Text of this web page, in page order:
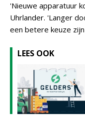
'Nieuwe apparatuur
Uhrlander. 'Langer
een betere keuze
LEES OOK